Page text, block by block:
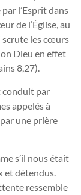
l’Esprit dans
de l’Église, au
scrute les cœurs
Dieu en effet
8,27).
conduit par
appelés à
une prière
s’il nous était
et détendus.
ressemble